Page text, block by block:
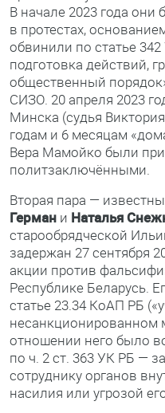
В начале 2023 года
в протестах,
обвинили по статье
подготовка действий,
общественный
СИЗО. 20 апреля 2023
Минска (судья
годам и 6 месяцам
Вера Мамойко были
политзаключёнными.
Вторая пара —
Герман и Наталья
старообрядческой
задержан 27 сентября
акции против
Республике Беларусь.
статье 23.34 КоАП РБ
несанкционированном
отношении него было
по ч. 2 ст. 363 УК РБ —
сотруднику органов
насилия или угрозой